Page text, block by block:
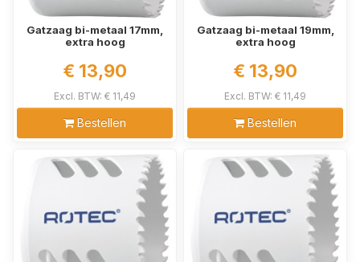
Gatzaag bi-metaal 17mm,
extra hoog
€ 13,90
Excl. BTW: € 11,49
Bestellen
Gatzaag bi-metaal 19mm,
extra hoog
€ 13,90
Excl. BTW: € 11,49
Bestellen